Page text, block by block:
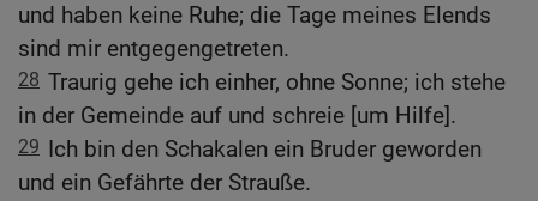
und haben keine Ruhe; die Tage meines Elends
sind mir entgegengetreten.
28 Traurig gehe ich einher, ohne Sonne; ich stehe
in der Gemeinde auf und schreie [um Hilfe].
29 Ich bin den Schakalen ein Bruder geworden
und ein Gefährte der Strauße.